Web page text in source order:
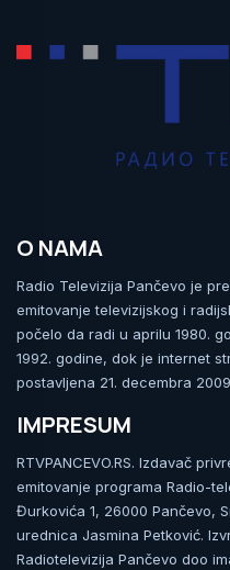
O NAMA
Radio Televizija Pančevo je
emitovanje televizijskog i
počelo da radi u aprilu 1980.
1992. godine, dok je internet
postavljena 21. decembra
IMPRESUM
RTVPANCEVO.RS. Izdavač
emitovanje programa Radio-
Đurkovića 1, 26000 Pančevo,
urednica Jasmina Petković.
Radiotelevizija Pančevo doo